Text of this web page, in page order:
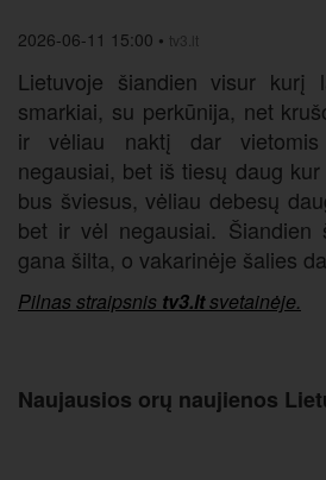
2026-06-11 15:00 • tv3.lt
Lietuvoje šiandien visur kurį
smarkiai, su perkūnija, net
ir vėliau naktį dar vietomis
negausiai, bet iš tiesų daug
bus šviesus, vėliau debesų
bet ir vėl negausiai. Šiandien
gana šilta, o vakarinėje šalies
Pilnas straipsnis tv3.ltsvetainėje.
Naujausios orų naujienos